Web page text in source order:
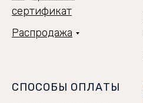
сертификат
Распродажа
СПОСОБЫ ОПЛАТЫ